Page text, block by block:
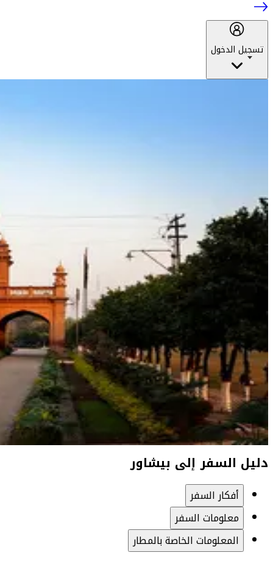
تسجيل الدخول
دليل السفر إلى بيشاور
أفكار السفر
معلومات السفر
المعلومات الخاصة بالمطار